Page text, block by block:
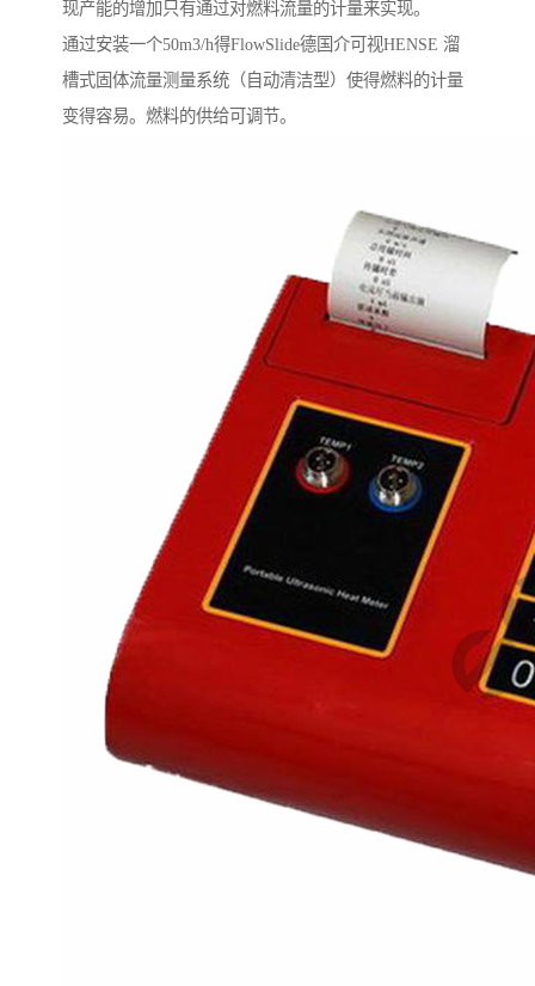
现产能的增加只有通过对燃料流量的计量来实现。
通过安装一个50m3/h得FlowSlide德国介可视HENSE 溜
槽式固体流量测量系统（自动清洁型）使得燃料的计量
变得容易。燃料的供给可调节。